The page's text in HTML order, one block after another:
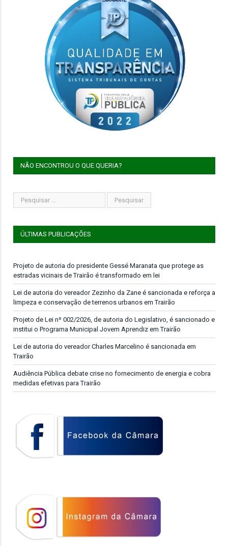
NÃO ENCONTROU O QUE QUERIA?
ÚLTIMAS PUBLICAÇÕES
Projeto de autoria do presidente Gessé Maranata que protege as
estradas vicinais de Trairão é transformado em lei
Lei de autoria do vereador Zezinho da Zane é sancionada e reforça a
limpeza e conservação de terrenos urbanos em Trairão
Projeto de Lei nº 002/2026, de autoria do Legislativo, é sancionado e
institui o Programa Municipal Jovem Aprendiz em Trairão
Lei de autoria do vereador Charles Marcelino é sancionada em
Trairão
Audiência Pública debate crise no fornecimento de energia e cobra
medidas efetivas para Trairão